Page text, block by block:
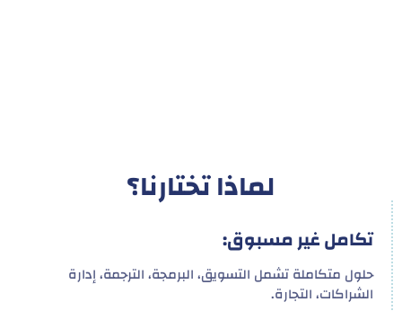
لماذا تختارنا؟
تكامل غير مسبوق:
حلول متكاملة تشمل التسويق، البرمجة، الترجمة، إدارة
الشراكات، التجارة.